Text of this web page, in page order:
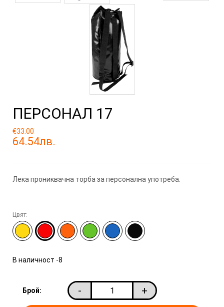
ПЕРСОНАЛ 17
€33.00
64.54лв.
Лека прониквачна торба за персонална употреба.
Цвят:
В наличност -8
Брой: - +